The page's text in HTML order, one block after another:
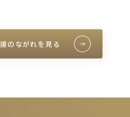
のながれを見る